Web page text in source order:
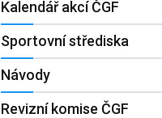
Kalendář akcí ČGF
Sportovní střediska
Návody
Revizní komise ČGF